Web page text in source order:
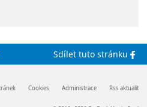
Sdílet tuto stránku
Cookies Administrace Rss aktualit